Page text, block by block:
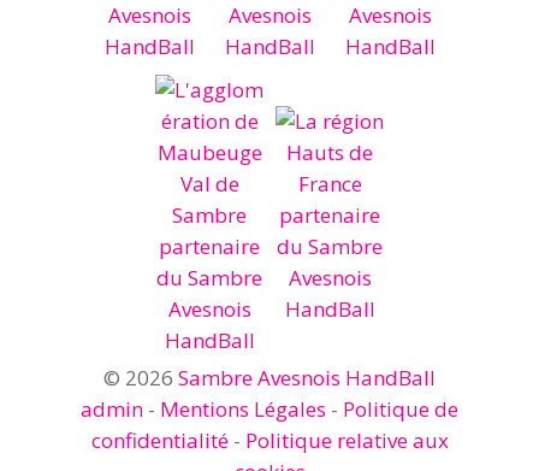
© 2026 Sambre Avesnois HandBall
admin - Mentions Légales - Politique de
confidentialité- Politique relative aux